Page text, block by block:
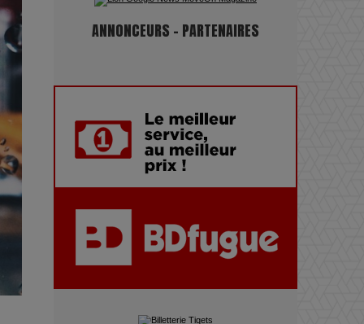
Les dessous de la fast fashion
: un désastre écologique en
7 Techniques Secrètes des
Photographes de Stars
Adieu Jean-Pat : rire au bord
Pharaonic Festival 2025 : 10
ANNONCEURS - PARTENAIRES